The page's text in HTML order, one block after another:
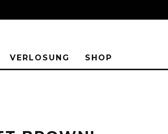
VERLOSUNG SHOP